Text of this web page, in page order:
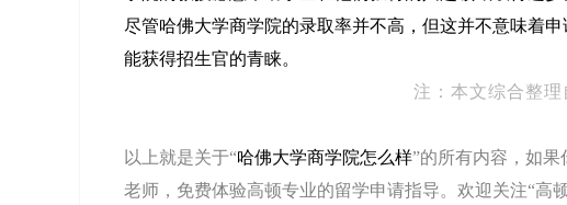
尽管哈佛大学商学院的录取率并不高，但这并不意味着
能获得招生官的青睐。
注：本文综合整
以上就是关于“哈佛大学商学院怎么样”的所有内容，如
老师，免费体验高顿专业的留学申请指导。欢迎关注“高